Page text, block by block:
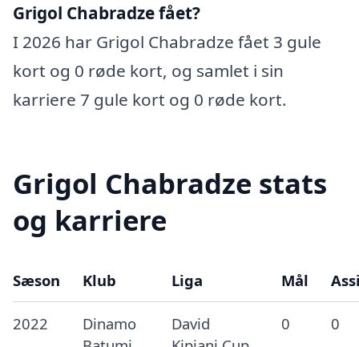
Grigol Chabradze fået?
I 2026 har Grigol Chabradze fået 3 gule
kort og 0 røde kort, og samlet i sin
karriere 7 gule kort og 0 røde kort.
Grigol Chabradze stats
og karriere
Sæson Klub Liga Mål
2022
Dinamo
David
0 0